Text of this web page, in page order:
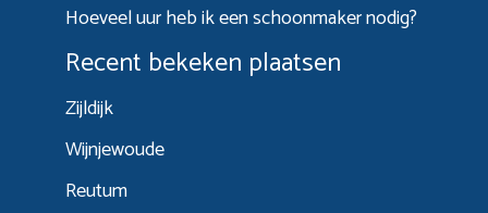
Hoeveel uur heb ik een schoonmaker nodig?
Recent bekeken plaatsen
Zijldijk
Wijnjewoude
Reutum